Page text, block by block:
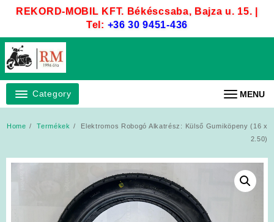
REKORD-MOBIL KFT. Békéscsaba, Bajza u. 15. |
Tel: +36 30 9451-436
Category MENU
Home Termékek
Elektromos Robogó Alkatrész: Külső Gumiköpeny (16 x
2.50)